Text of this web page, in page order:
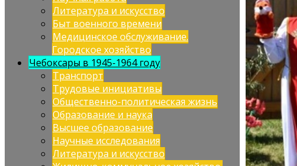
Литература и искусство
Быт военного времени
Медицинское обслуживание.
Городское хозяйство
Чебоксары в 1945-1964 году
Транспорт
Трудовые инициативы
Общественно-политическая жизнь
Образование и наука
Высшее образование
Научные исследования
Литература и искусство